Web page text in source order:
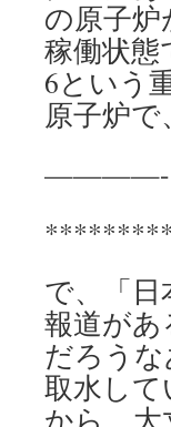
の原子炉
稼働状態
6という
原子炉
————-
で、「
報道があ
だろう
取水して
から、大